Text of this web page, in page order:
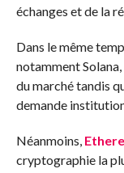
échanges et de la
Dans le même
notamment
du marché tandis
demande
Néanmoins,
cryptographie la